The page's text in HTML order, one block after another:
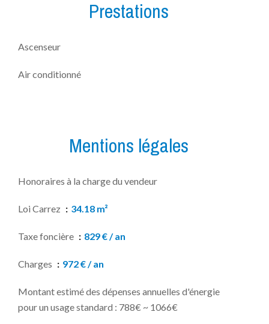
Prestations
Ascenseur
Air conditionné
Mentions légales
Honoraires à la charge du vendeur
Loi Carrez 34.18 m²
Taxe foncière 829 € / an
Charges 972 € / an
Montant estimé des dépenses annuelles d'énergie
pour un usage standard : 788€ ~ 1066€